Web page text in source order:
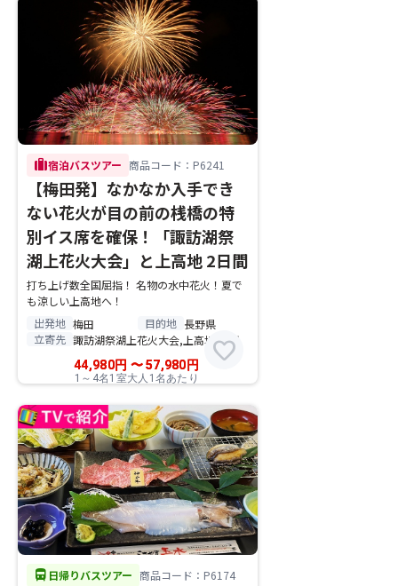
trip宿泊バスツアー 商品コード：P6241
【梅田発】なかなか入手でき
ない花火が目の前の桟橋の特
別イス席を確保！「諏訪湖祭
湖上花火大会」と上高地 2日間
打ち上げ数全国屈指！ 名物の水中花火！夏で
も涼しい上高地へ！
出発地 梅田 目的地 長野県
立寄先 諏訪湖祭湖上花火大会,上高地,白馬
44,980円 〜57,980 円
1～4名1室大人1名あたり
favorite
directions_bus 日帰りバスツアー 商品コード：P6174